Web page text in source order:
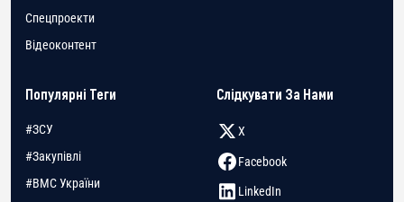
Спецпроекти
Відеоконтент
Популярні Теги
#ЗСУ
#Закупівлі
#ВМС України
Слідкувати За Нами
X
Facebook
LinkedIn